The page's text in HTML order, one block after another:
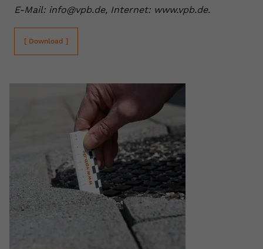
E-Mail: info@vpb.de, Internet: www.vpb.de.
[ Download ]